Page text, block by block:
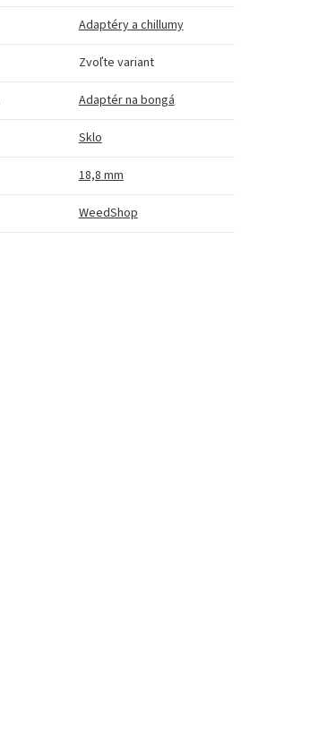
Adaptéry a chillumy
Zvoľte variant
Adaptér na bongá
Sklo
18,8 mm
WeedShop